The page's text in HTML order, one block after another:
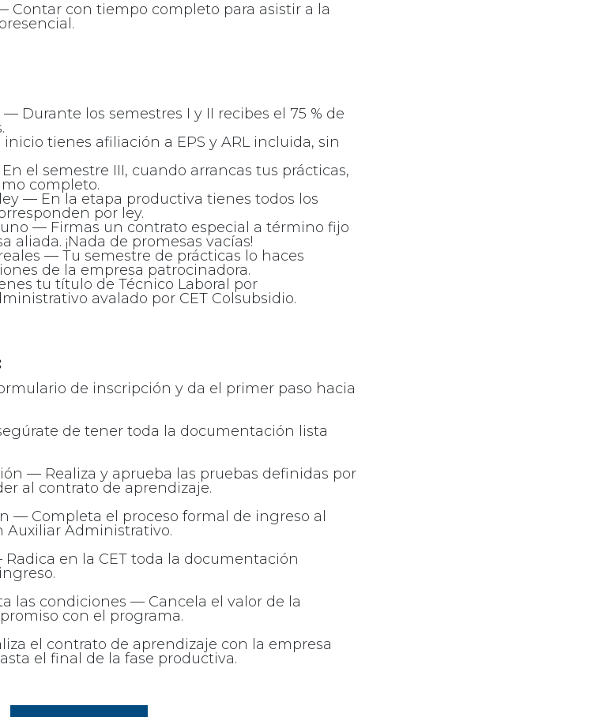
Contar con tiempo completo para asistir a la
Durante los semestres I y II recibes el 75 % de
tienes afiliación a EPS y ARL incluida, sin
el semestre III, cuando arrancas tus prácticas,
completo.
— En la etapa productiva tienes todos los
por ley.
— Firmas un contrato especial a término fijo
aliada. ¡Nada de promesas vacías!
— Tu semestre de prácticas lo haces
de la empresa patrocinadora.
tu título de Técnico Laboral por
avalado por CET Colsubsidio.
de inscripción y da el primer paso hacia
de tener toda la documentación lista
— Realiza y aprueba las pruebas definidas por
al contrato de aprendizaje.
— Completa el proceso formal de ingreso al
Auxiliar Administrativo.
en la CET toda la documentación
las condiciones — Cancela el valor de la
con el programa.
el contrato de aprendizaje con la empresa
el final de la fase productiva.